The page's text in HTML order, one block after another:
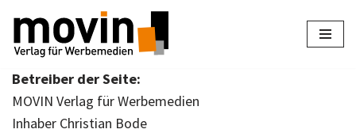
Zum
springen
Betreiber der Seite:
MOVIN Verlag für Werbemedien
Inhaber Christian Bode